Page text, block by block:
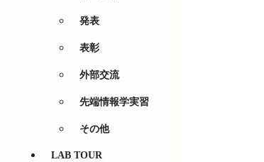
発表
表彰
外部交流
先端情報学実習
その他
LAB TOUR
現地集合&各人鎌倉散策→全員で鶴岡八幡宮を参
2日目：横浜
だいたことに加え、MICE講義への参加を通じて